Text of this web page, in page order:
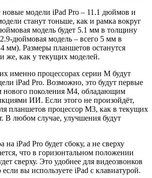
новые модели iPad Pro – 11.1 дюймов и
станут тоньше, как и рамка вокруг
модель будет 5.1 мм в толщину
дюймовая модель – всего 5 мм в
мм). Размеры планшетов останутся
же, как у текущих моделей.
именно процессорах серии M будут
iPad Pro. Возможно, это будут первые
нового поколения M4, обладающим
ИИ. Если этого не произойдёт,
планшетов процессор M3, как в текущих
В любом случае, улучшения будут
на iPad Pro будет сбоку, а не сверху
что в горизонтальном положении
сверху. Это удобнее для видеозвонков
вы используете iPad с клавиатурой.